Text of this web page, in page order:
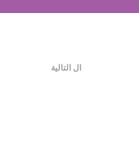
ال التالية